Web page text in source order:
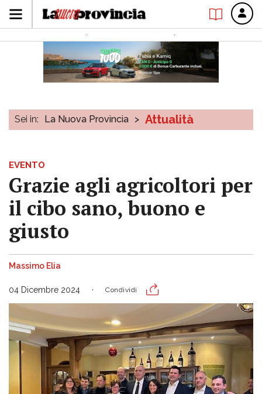
Sei in: La Nuova Provincia > Attualità
EVENTO
Grazie agli agricoltori per
il cibo sano, buono e
giusto
Massimo Elia
04 Dicembre 2024 Condividi